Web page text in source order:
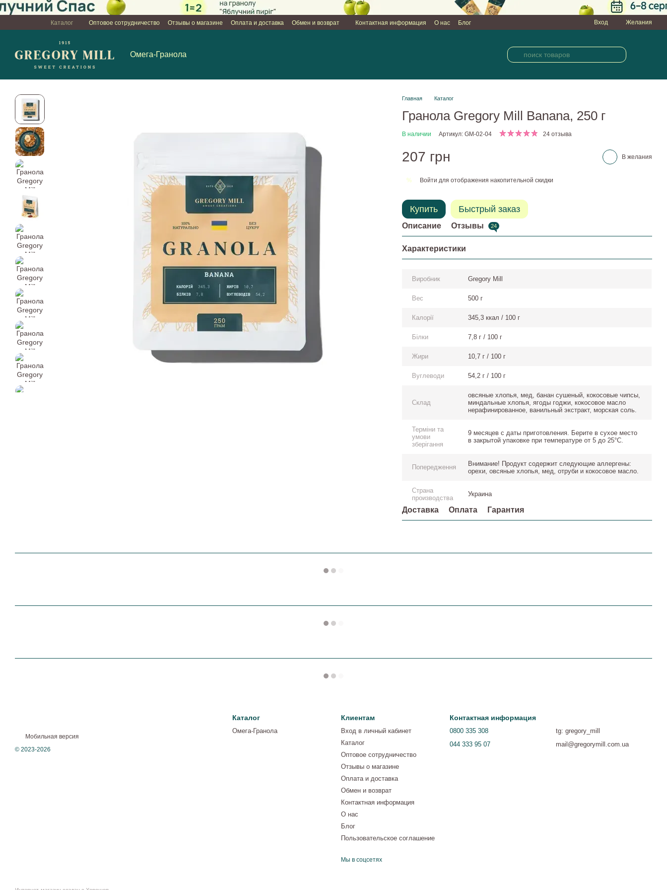
Перейти к основному контенту
Каталог Оптовое сотрудничество Отзывы о магазине Оплата и доставка Обмен и возврат Контактная информация О нас
Блог
Вход Желания
Омега-Гранола
Главная Каталог
Гранола Gregory Mill Banana, 250 г
В наличии Артикул: GM-02-04 24 отзыва
207 грн В желания
% Войти для отображения накопительной скидки
Купить Быстрый заказ
Описание Отзывы 24
Характеристики
Виробник Gregory Mill
Вес 500 г
Калорії 345,3 ккал / 100 г
Білки 7,8 г / 100 г
Жири 10,7 г / 100 г
Вуглеводи 54,2 г / 100 г
Склад
овсяные хлопья, мед, банан сушеный, кокосовые чипсы,
миндальные хлопья, ягоды годжи, кокосовое масло
нерафинированное, ванильный экстракт, морская соль.
Терміни та
умови
зберігання
9 месяцев с даты приготовления. Берите в сухое место
в закрытой упаковке при температуре от 5 до 25°С.
Попередження
Внимание! Продукт содержит следующие аллергены:
орехи, овсяные хлопья, мед, отруби и кокосовое масло.
Страна
производства
Украина
Доставка Оплата Гарантия
Мобильная версия
© 2023-2026
Каталог
Омега-Гранола
Клиентам
Вход в личный кабинет
Каталог
Оптовое сотрудничество
Отзывы о магазине
Оплата и доставка
Обмен и возврат
Контактная информация
О нас
Блог
Пользовательское соглашение
Мы в соцсетях
Контактная информация
0800 335 308
044 333 95 07
tg: gregory_mill
mail@gregorymill.com.ua